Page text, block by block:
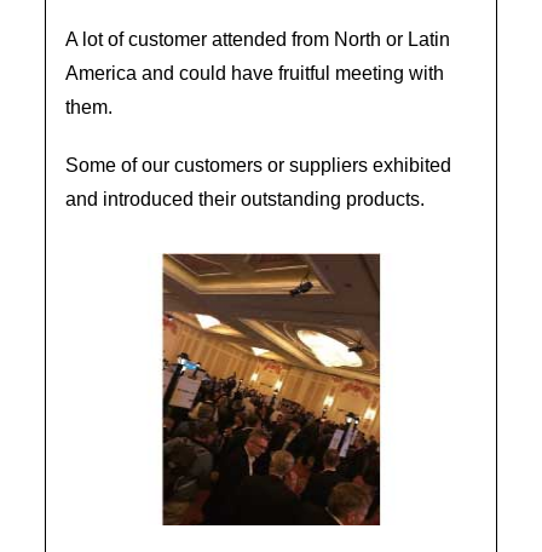
A lot of customer attended from North or Latin
America and could have fruitful meeting with
them.
Some of our customers or suppliers exhibited
and introduced their outstanding products.